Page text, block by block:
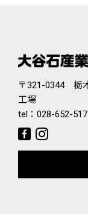
〒321-0344 栃
工場
tel： 028-652-